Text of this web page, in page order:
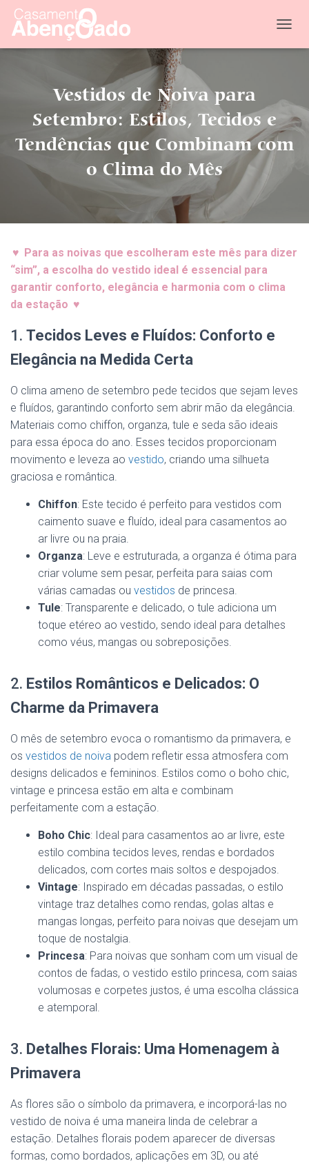
O
A
V
I
Vestidos de Noiva para
Setembro: Estilos, Tecidos e
Tendências que Combinam com
o Clima do Mês
♥ Para as noivas que escolheram este mês para dizer
“sim”, a escolha do vestido ideal é essencial para
garantir conforto, elegância e harmonia com o clima
da estação ♥
1. Tecidos Leves e Fluídos: Conforto e
Elegância na Medida Certa
O clima ameno de setembro pede tecidos que sejam leves
e fluídos, garantindo conforto sem abrir mão da elegância.
Materiais como chiffon, organza, tule e seda são ideais
para essa época do ano. Esses tecidos proporcionam
movimento e leveza ao vestido, criando uma silhueta
graciosa e romântica.
Chiffon: Este tecido é perfeito para vestidos com
caimento suave e fluído, ideal para casamentos ao
ar livre ou na praia.
Organza: Leve e estruturada, a organza é ótima para
criar volume sem pesar, perfeita para saias com
várias camadas ou vestidos de princesa.
Tule: Transparente e delicado, o tule adiciona um
toque etéreo ao vestido, sendo ideal para detalhes
como véus, mangas ou sobreposições.
2. Estilos Românticos e Delicados: O
Charme da Primavera
O mês de setembro evoca o romantismo da primavera, e
os vestidos de noiva podem refletir essa atmosfera com
designs delicados e femininos. Estilos como o boho chic,
vintage e princesa estão em alta e combinam
perfeitamente com a estação.
Boho Chic: Ideal para casamentos ao ar livre, este
estilo combina tecidos leves, rendas e bordados
delicados, com cortes mais soltos e despojados.
Vintage: Inspirado em décadas passadas, o estilo
vintage traz detalhes como rendas, golas altas e
mangas longas, perfeito para noivas que desejam um
toque de nostalgia.
Princesa: Para noivas que sonham com um visual de
contos de fadas, o vestido estilo princesa, com saias
volumosas e corpetes justos, é uma escolha clássica
e atemporal.
3. Detalhes Florais: Uma Homenagem à
Primavera
As flores são o símbolo da primavera, e incorporá-las no
vestido de noiva é uma maneira linda de celebrar a
estação. Detalhes florais podem aparecer de diversas
formas, como bordados, aplicações em 3D, ou até